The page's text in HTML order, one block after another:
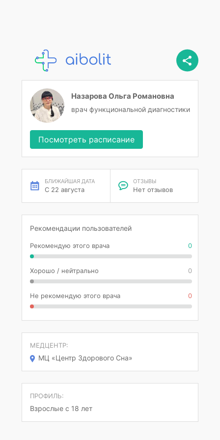
Назарова Ольга Романовна
врач функциональной диагностики
Посмотреть расписание
БЛИЖАЙШАЯ ДАТА
С 22 августа
ОТЗЫВЫ
Нет отзывов
Рекомендации пользователей
Рекомендую этого врача 0
Хорошо / нейтрально 0
Не рекомендую этого врача 0
МЕДЦЕНТР:
МЦ «Центр Здорового Сна»
ПРОФИЛЬ:
Взрослые с 18 лет